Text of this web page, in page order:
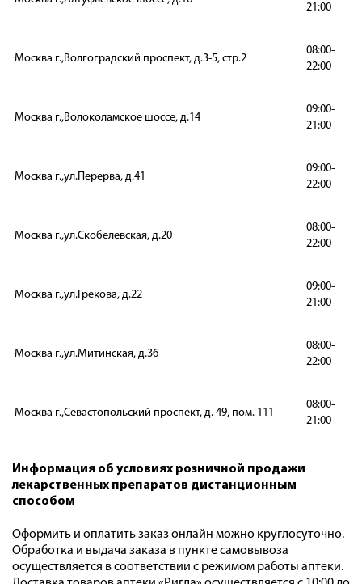
21:00
Москва г.,Волгоградский проспект, д.3-5, стр.2
08:00-
22:00
Москва г.,Волоколамское шоссе, д.14
09:00-
21:00
Москва г.,ул.Перерва, д.41
09:00-
22:00
Москва г.,ул.Скобелевская, д.20
08:00-
22:00
Москва г.,ул.Грекова, д.22
09:00-
21:00
Москва г.,ул.Митинская, д.36
08:00-
22:00
Москва г.,Севастопольский проспект, д. 49, пом. 111
08:00-
21:00
Информация об условиях розничной продажи
лекарственных препаратов дистанционным
способом
Оформить и оплатить заказ онлайн можно круглосуточно.
Обработка и выдача заказа в пункте самовывоза
осуществляется в соответствии с режимом работы аптеки.